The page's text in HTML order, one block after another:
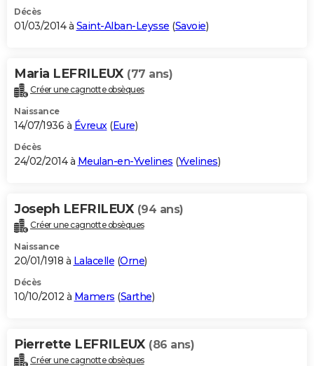
Décès
01/03/2014 à Saint-Alban-Leysse (Savoie)
Maria LEFRILEUX (77 ans)
Créer une cagnotte obsèques
Naissance
14/07/1936 à Évreux(Eure)
Décès
24/02/2014 à Meulan-en-Yvelines (Yvelines)
Joseph LEFRILEUX (94 ans)
Créer une cagnotte obsèques
Naissance
20/01/1918 à Lalacelle (Orne)
Décès
10/10/2012 à Mamers (Sarthe)
Pierrette LEFRILEUX (86 ans)
Créer une cagnotte obsèques